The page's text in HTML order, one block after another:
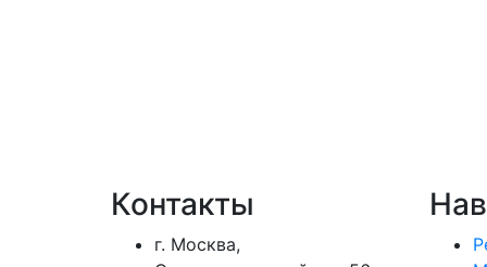
Контакты
г. Москва,